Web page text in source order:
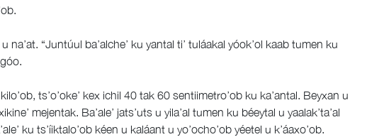
u na’at. “Juntúul ba’alche’ ku yantal ti’ tuláakal yóok’ol kaab tumen ku
ts’o’oke’ kex ichil 40 tak 60 sentiimetro’ob ku ka’antal. Beyxan u
mejentak. Ba’ale’ jats’uts u yila’al tumen ku béeytal u yaalak’ta’al
ku ts’íiktalo’ob kéen u kaláant u yo’ocho’ob yéetel u k’áaxo’ob.